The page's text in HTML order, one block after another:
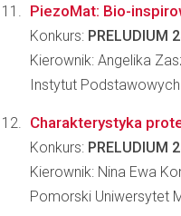
PiezoMat: Bio-
Konkurs: PRELUDIUM
Kierownik: Angelika
Instytut
Charakterystyka
Konkurs: PRELUDIUM
Kierownik: Nina Ewa
Pomorski Uniwersytet